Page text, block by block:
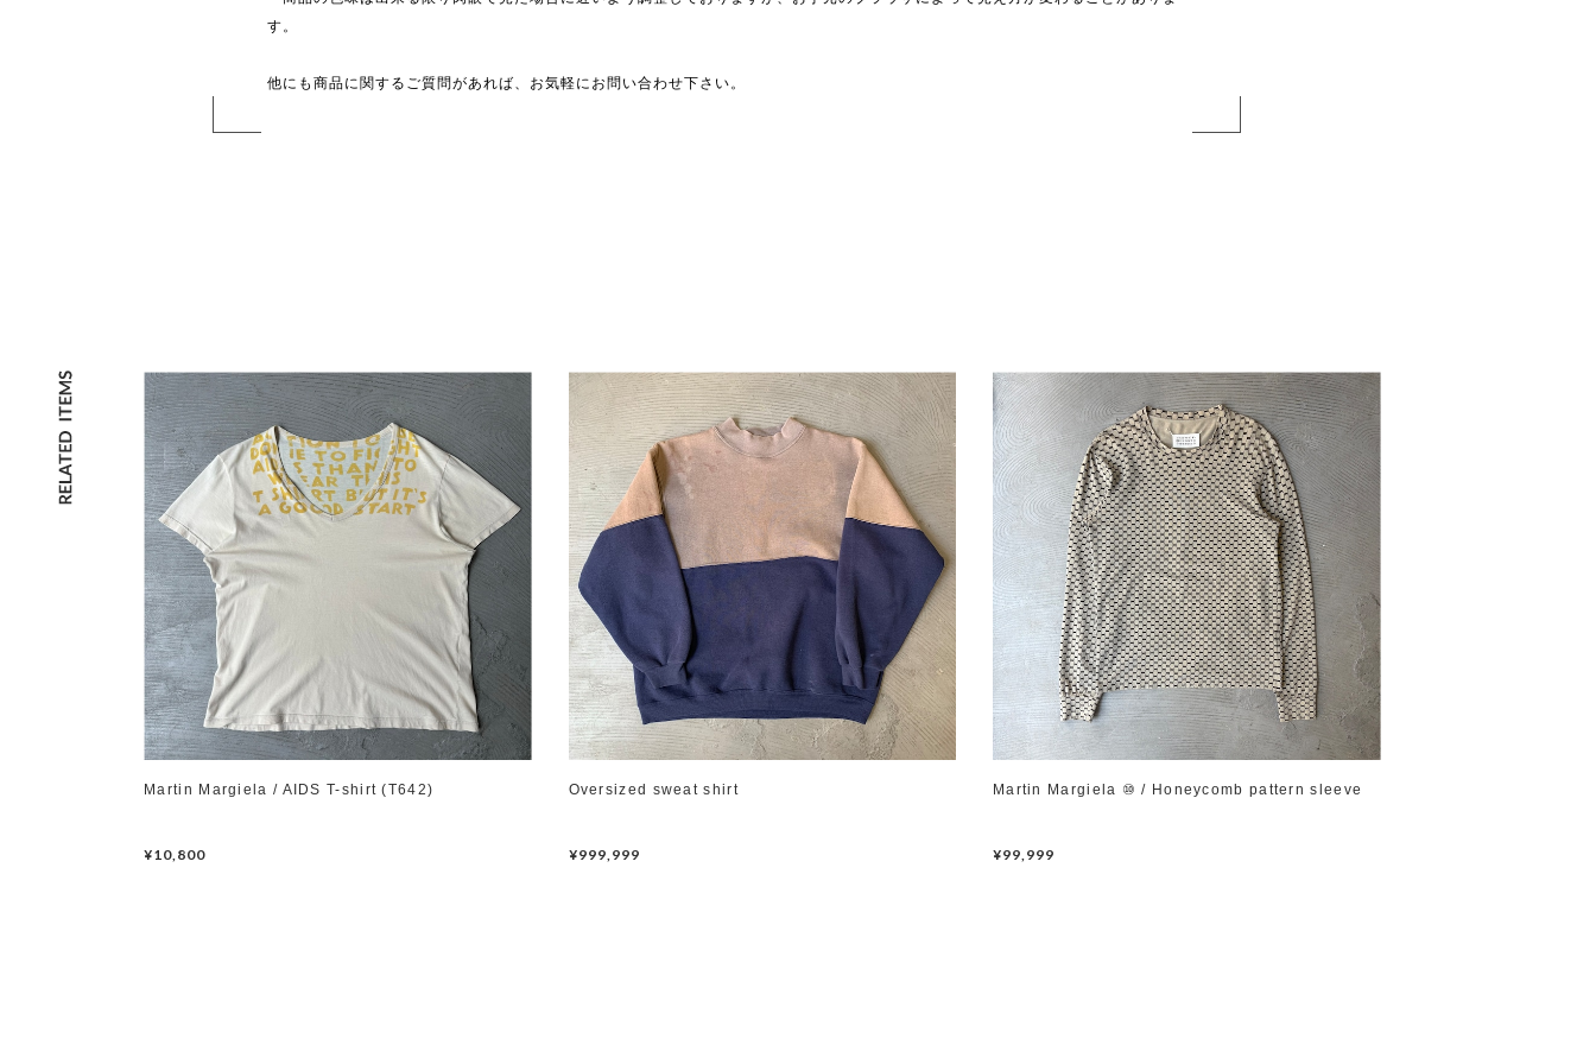
す。
他にも商品に関するご質問があれば、お気軽にお問い合わせ下さい。
Martin Margiela / AIDS T-shirt (T642)
¥10,800
Oversized sweat shirt
¥999,999
Martin Margiela ⑩ / Honeycomb pattern sleeve
¥99,999